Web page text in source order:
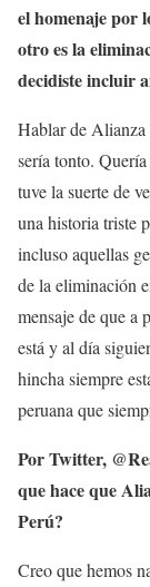
el homenaje por
otro es la
decidiste incluir
Hablar de Alianza
sería tonto.
tuve la suerte de
una historia triste
incluso aquellas
de la eliminación
mensaje de que a
está y al día
hincha siempre
peruana que
Por Twitter,
que hace que
Perú?
Creo que hemos